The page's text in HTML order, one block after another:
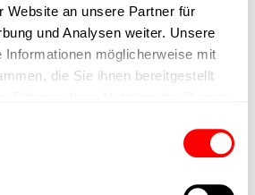
Website an unsere Partner für
und Analysen weiter. Unsere
Informationen möglicherweise mit
die Sie ihnen bereitgestellt
'+/- 0.1 mm
100N